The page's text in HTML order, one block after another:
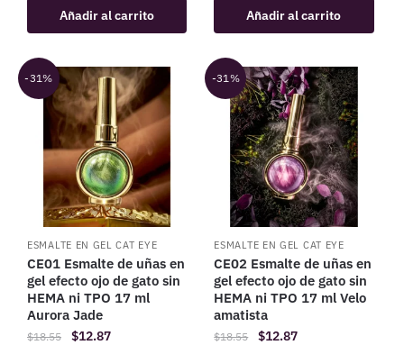
Añadir al carrito Añadir al carrito
-31%
ESMALTE EN GEL CAT EYE
CE01 Esmalte de uñas en
gel efecto ojo de gato sin
HEMA ni TPO 17 ml
Aurora Jade
$18.55 $12.87
-31%
ESMALTE EN GEL CAT EYE
CE02 Esmalte de uñas en
gel efecto ojo de gato sin
HEMA ni TPO 17 ml Velo
amatista
$18.55 $12.87